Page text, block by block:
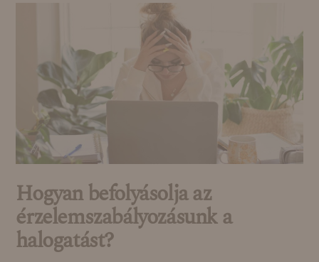
Hogyan befolyásolja az
érzelemszabályozásunk a
halogatást?